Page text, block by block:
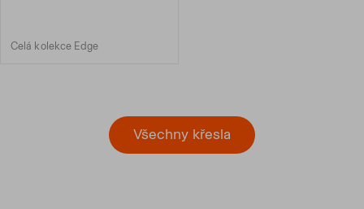
Celá kolekce Edge
Všechny křesla